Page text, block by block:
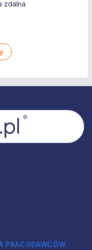
zdalna
PRACODAWCÓW